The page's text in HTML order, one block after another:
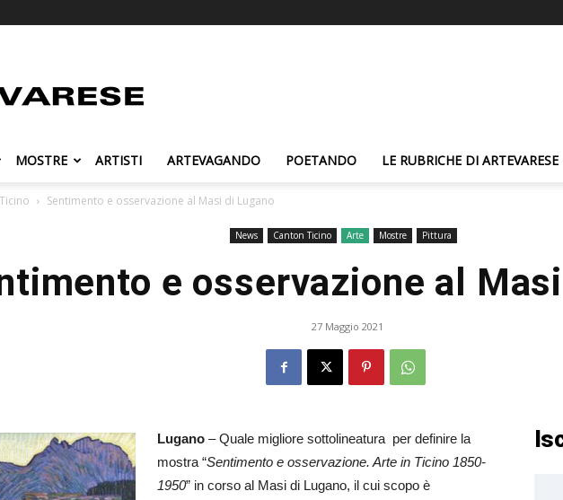
MOSTRE ARTISTI ARTEVAGANDO POETANDO LE RUBRICHE DI ARTEVARESE
Sentimento e osservazione al Masi di Lugano
News Canton Ticino Arte Mostre Pittura
e osservazione al
27 Maggio 2021
Lugano – Quale migliore sottolineatura per definire la
mostra “Sentimento e osservazione. Arte in Ticino 1850-
1950” in corso al Masi di Lugano, il cui scopo è